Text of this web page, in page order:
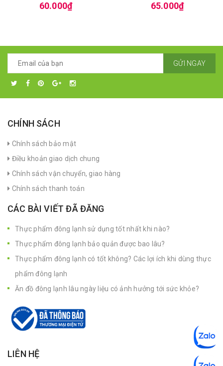
60.000₫ 65.000₫
GỬI NGAY
CHÍNH SÁCH
Chính sách bảo mật
Điều khoản giao dịch chung
Chính sách vận chuyển, giao hàng
Chính sách thanh toán
CÁC BÀI VIẾT ĐÃ ĐĂNG
Thực phẩm đông lạnh sử dụng tốt nhất khi nào?
Thực phẩm đông lạnh bảo quản được bao lâu?
Thực phẩm đông lạnh có tốt không? Các lợi ích khi dùng thực
phẩm đông lạnh
Ăn đồ đông lạnh lâu ngày liệu có ảnh hưởng tới sức khỏe?
LIÊN HỆ